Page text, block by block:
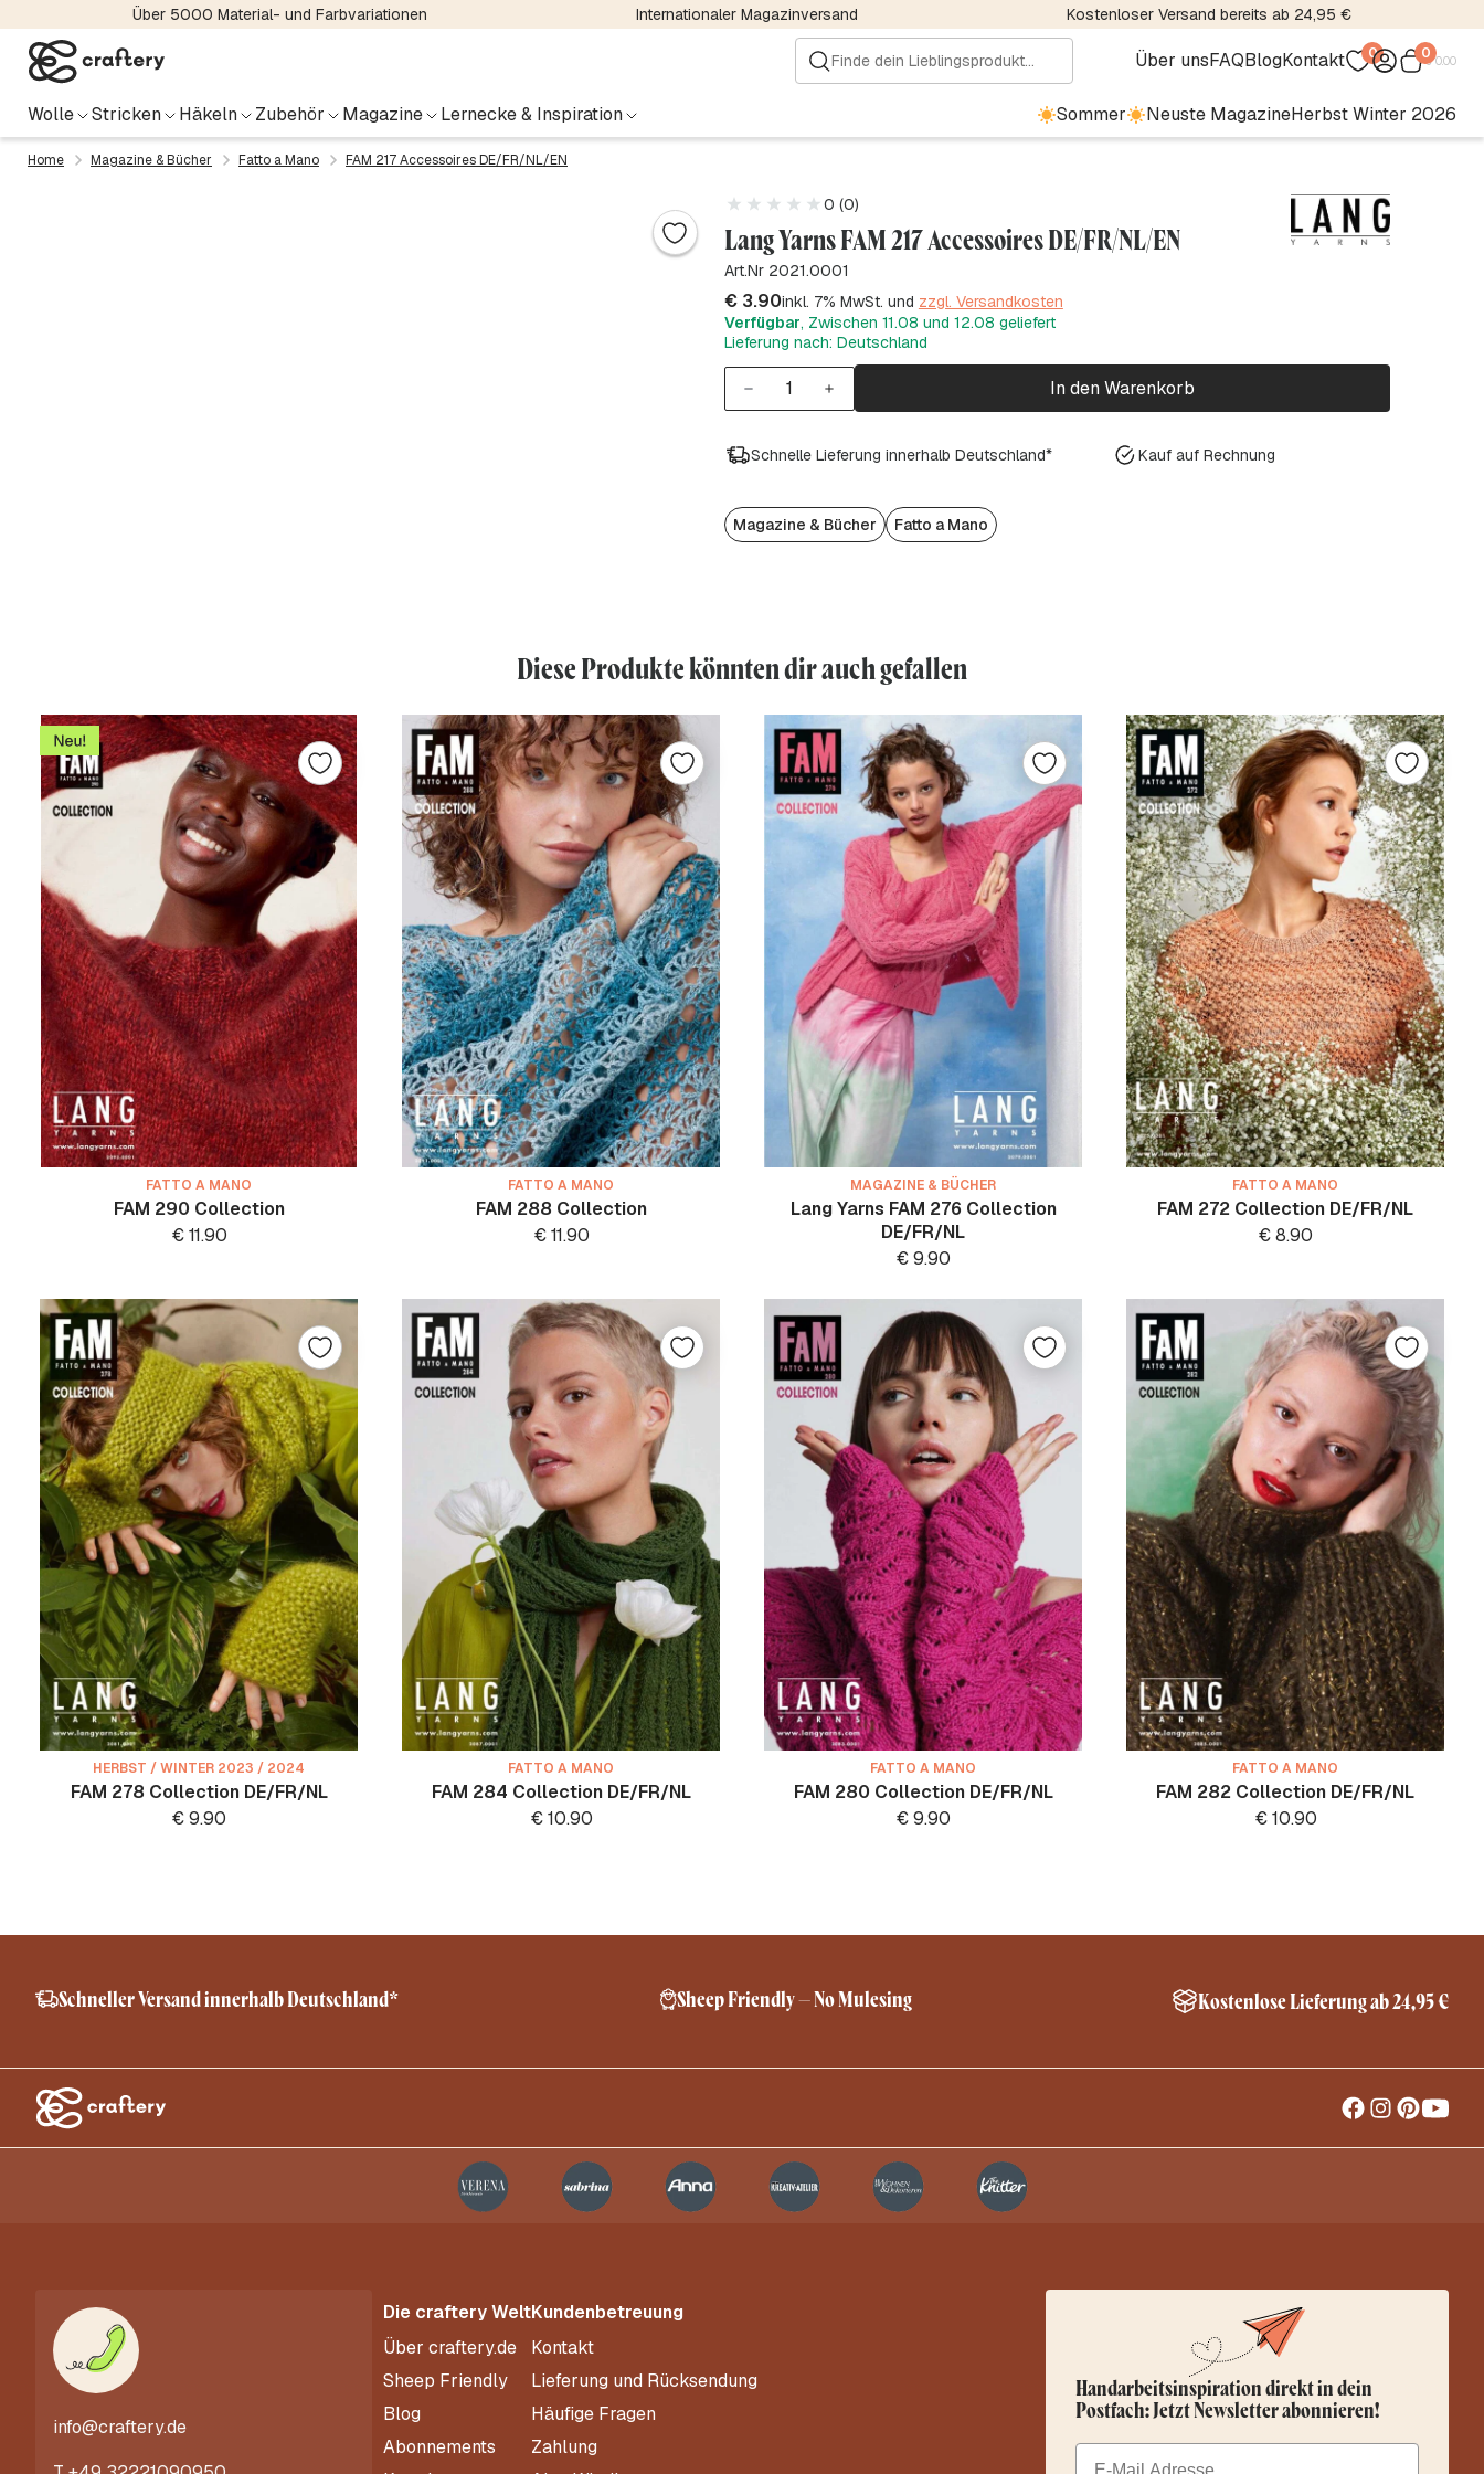
Über 5000 Material- und Farbvariationen Internationaler Magazinversand Kostenloser Versand bereits ab 24,95 €
Über unsFAQBlogKontakt 0 0€0.00
Wolle Stricken Häkeln Zubehör Magazine Lernecke & Inspiration Sommer Neuste MagazineHerbst Winter 2026
Home Magazine & Bücher Fatto a Mano FAM 217 Accessoires DE/FR/NL/EN
0 (0)
Lang Yarns FAM 217 Accessoires DE/FR/NL/EN
Art.Nr 2021.0001
€3.90inkl. 7% MwSt. und zzgl. Versandkosten
Verfügbar, Zwischen 11.08 und 12.08 geliefert
Lieferung nach: Deutschland
In den Warenkorb
Schnelle Lieferung innerhalb Deutschland* Kauf auf Rechnung
Magazine & Bücher Fatto a Mano
Diese Produkte könnten dir auch gefallen
FATTO A MANO
FAM 290 Collection
€11.90
FATTO A MANO
FAM 288 Collection
€11.90
MAGAZINE & BÜCHER
Lang Yarns FAM 276 Collection
DE/FR/NL
€9.90
FATTO A MANO
FAM 272 Collection DE/FR/NL
€8.90
HERBST / WINTER 2023 / 2024
FAM 278 Collection DE/FR/NL
€9.90
FATTO A MANO
FAM 284 Collection DE/FR/NL
€10.90
FATTO A MANO
FAM 280 Collection DE/FR/NL
€9.90
FATTO A MANO
FAM 282 Collection DE/FR/NL
€10.90
Schneller Versand innerhalb Deutschland* Sheep Friendly – No Mulesing Kostenlose Lieferung ab 24,95 €
info@craftery.de
Die craftery Welt
Über craftery.de
Sheep Friendly
Blog
Abonnements
Kundenbetreuung
Kontakt
Lieferung und Rücksendung
Häufige Fragen
Zahlung
Handarbeitsinspiration direkt in dein
Postfach: Jetzt Newsletter abonnieren!
Email